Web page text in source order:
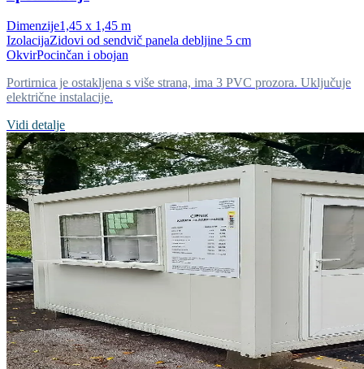
Dimenzije1,45 x 1,45 m
IzolacijaZidovi od sendvič panela debljine 5 cm
OkvirPocinčan i obojan
Portirnica je ostakljena s više strana, ima 3 PVC prozora. Uključuje
električne instalacije.
Vidi detalje